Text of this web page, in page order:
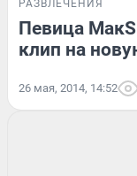
РАЗВЛЕЧЕНИЯ
Певица
клип на
26 мая, 2014, 14:52